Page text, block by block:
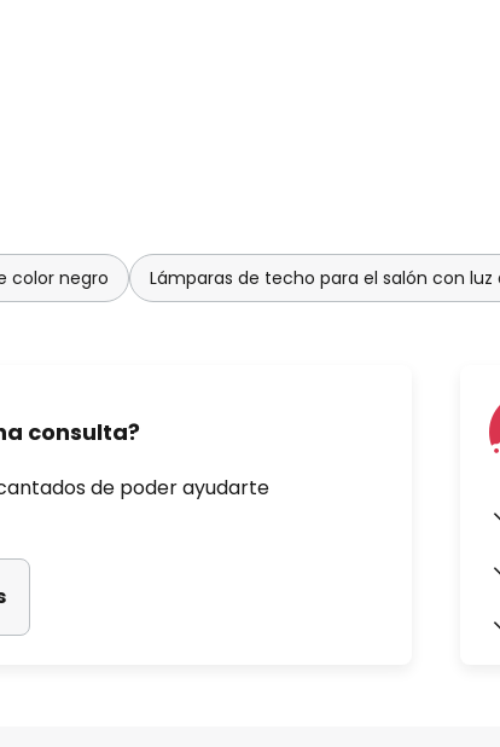
color negro Lámparas de techo para el salón con luz
consulta?
de poder ayudarte